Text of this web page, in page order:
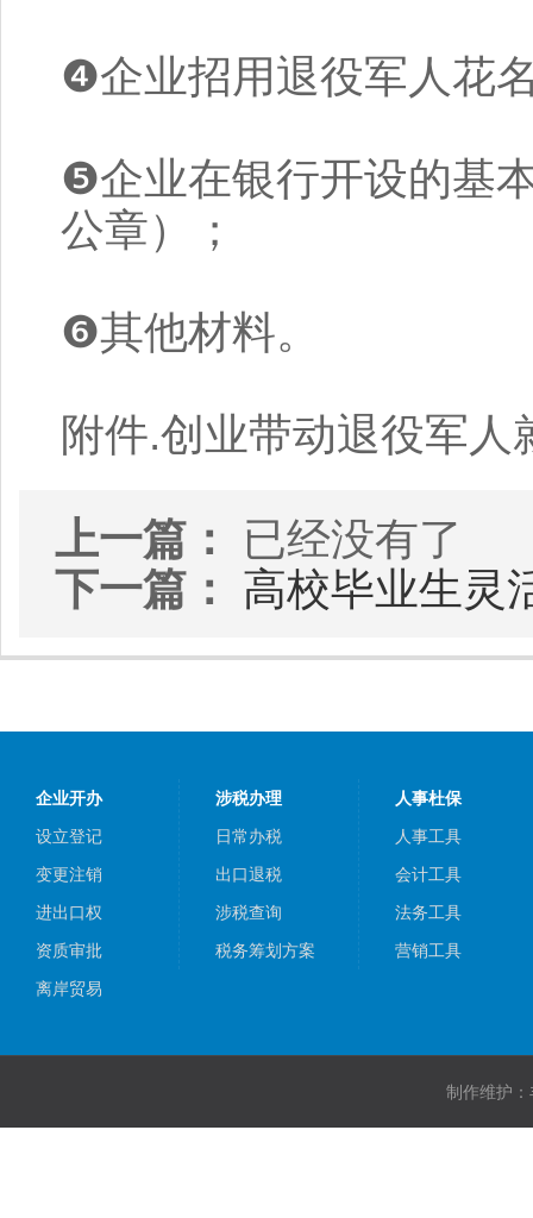
❹企业招用退役军人花
❺企业在银行开设的基
公章）；
❻其他材料。
附件.创业带动退役军人
上一篇：
已经没有了
下一篇：
高校毕业生灵
企业开办
设立登记
变更注销
进出口权
资质审批
离岸贸易
涉税办理
日常办税
出口退税
涉税查询
税务筹划方案
人事杜保
人事工具
会计工具
法务工具
营销工具
制作维护